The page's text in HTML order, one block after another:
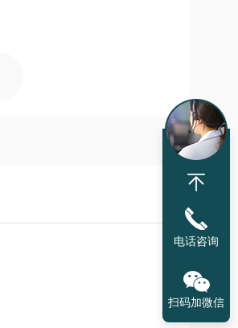
电话咨询
扫码加微信